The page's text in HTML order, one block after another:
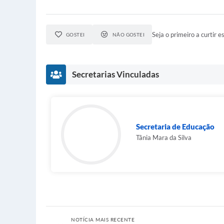
GOSTEI NÃO GOSTEI Seja o primeiro a curtir
Secretarias Vinculadas
Secretaria de Educação
Tânia Mara da Silva
NOTÍCIA MAIS RECENTE